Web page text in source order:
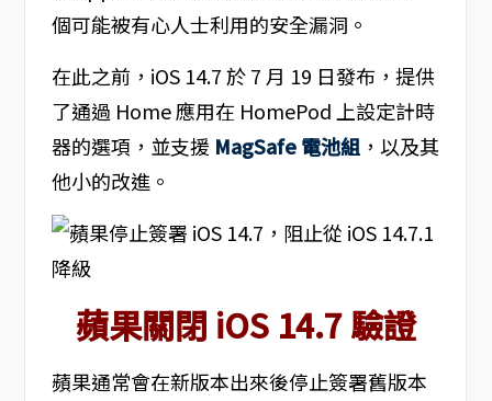
個可能被有心人士利用的安全漏洞。
在此之前，iOS 14.7 於 7 月 19 日發布，提供
了通過 Home 應用在 HomePod 上設定計時
器的選項，並支援 MagSafe 電池組，以及其
他小的改進。
蘋果關閉 iOS 14.7 驗證
蘋果通常會在新版本出來後停止簽署舊版本